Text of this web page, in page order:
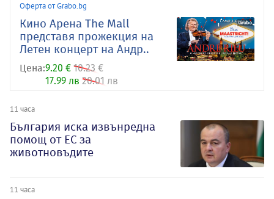
Оферта от Grabo.bg
Кино Арена The Mall
представя прожекция на
Летен концерт на Андр..
Цена:9.20 € 10.23 €
17.99 лв 20.01 лв
11 часа
България иска извънредна
помощ от ЕС за
животновъдите
11 часа